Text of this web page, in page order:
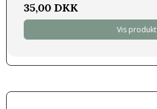
35,00 DKK
Vis produkt